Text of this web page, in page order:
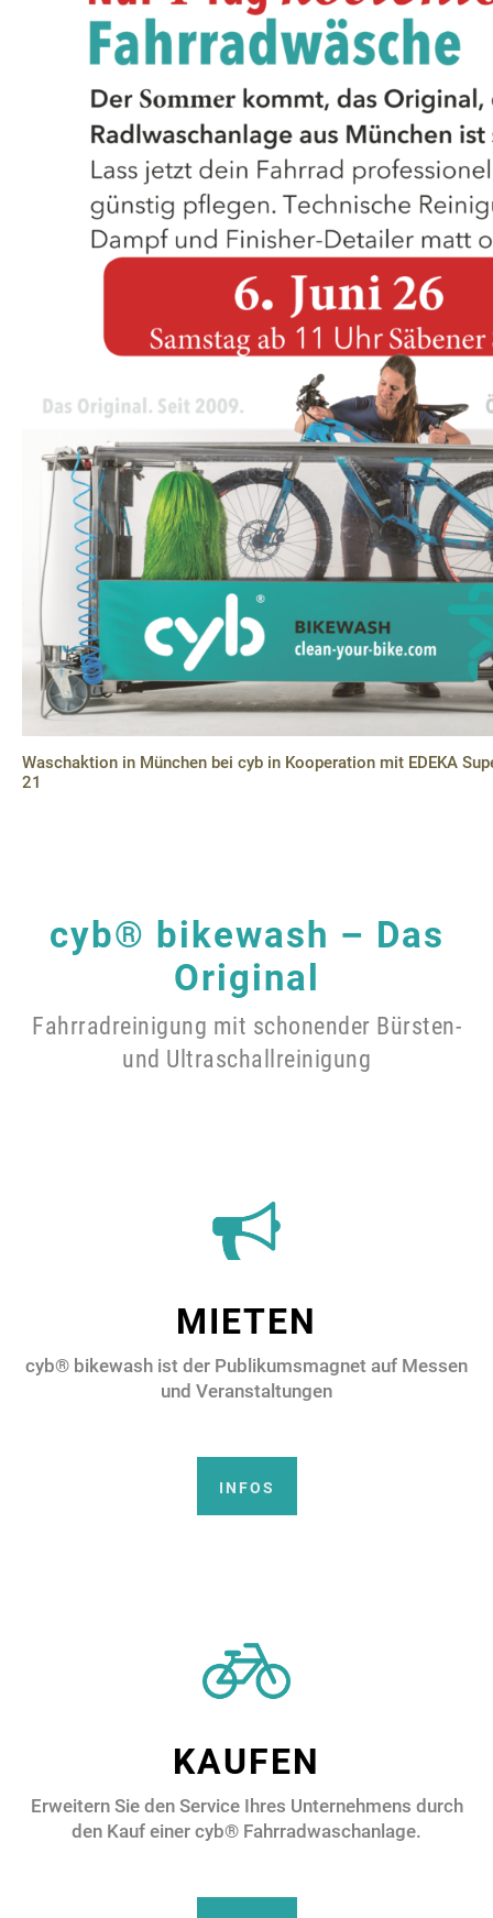
Waschaktion in München bei cyb in Kooperation mit EDEKA
21
cyb® bikewash – Das
Original
Fahrradreinigung mit schonender Bürsten-
und Ultraschallreinigung
MIETEN
cyb® bikewash ist der Publikumsmagnet auf Messen
und Veranstaltungen
INFOS
KAUFEN
Erweitern Sie den Service Ihres Unternehmens durch
den Kauf einer cyb® Fahrradwaschanlage.